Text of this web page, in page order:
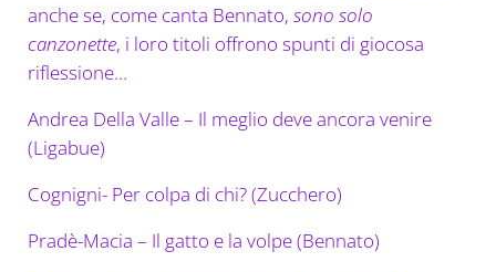
anche se, come canta Bennato, sono solo
canzonette, i loro titoli offrono spunti di giocosa
riflessione…
Andrea Della Valle – Il meglio deve ancora venire
(Ligabue)
Cognigni- Per colpa di chi? (Zucchero)
Pradè-Macia – Il gatto e la volpe (Bennato)